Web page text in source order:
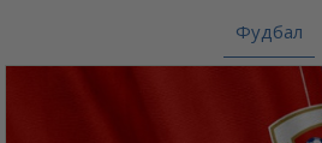
Фудбал